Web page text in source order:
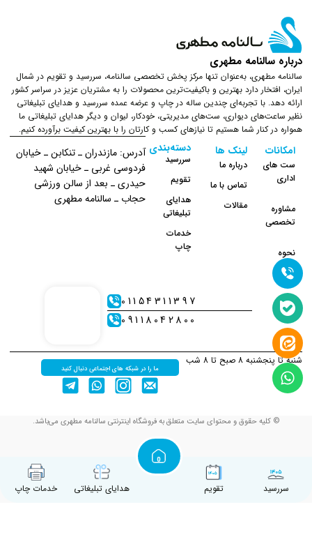
درباره سالنامه مطهری
سالنامه مطهری، به‌عنوان تنها مرکز پخش تخصصی سالنامه، سررسید و تقویم در شمال
ایران، افتخار دارد بهترین و باکیفیت‌ترین محصولات را به مشتریان عزیز در سراسر کشور
ارائه دهد. با تجربه‌ای چندین ساله در چاپ و عرضه عمده سررسید و هدایای تبلیغاتی
نظیر ساعت‌های دیواری، ست‌های مدیریتی، خودکار، لیوان و دیگر هدایای تبلیغاتی ما
همواره در کنار شما هستیم تا نیازهای کسب و کارتان را با بهترین کیفیت برآورده کنیم.
لینک ها
درباره ما
تماس با ما
مقالات
دسته‌بندی
سررسید
تقویم
هدایای
تبلیغاتی
خدمات
چاپ
امکانات
ست های
اداری
مشاوره
تخصصی
نحوه
ارسال
آدرس: مازندران ـ تنکابن ـ خیابان
فردوسی غربی ـ خیابان شهید
حیدری ـ بعد از سالن ورزشی
حجاب ـ سالنامه مطهری
01154311397
09118042800
شنبه تا پنجشنبه 8 صبح تا 8 شب
ما را در شبکه های اجتماعی دنبال کنید
© کلیه حقوق و محتوای سایت متعلق به فروشگاه اینترنتی سالنامه مطهری می‌باشد.
سررسید تقویم هدایای تبلیغاتی خدمات چاپ